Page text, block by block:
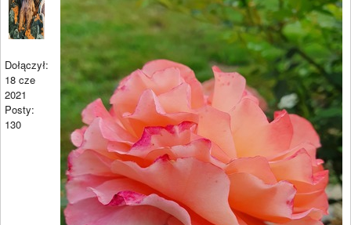
Dołączył:
18 cze
2021
Posty:
130